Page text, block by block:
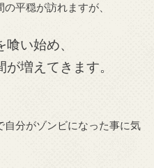
平穏が訪れますが、
い始め、
増えてきます。
自分がゾンビになった事に気